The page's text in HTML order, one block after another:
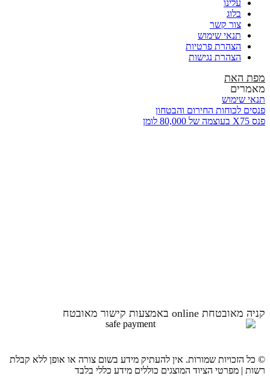
עלינו
בלוג
צור קשר
תנאי שימוש
הצהרת פרטיות
הצהרת נגישות
מפת האת
מאמרים
תנאי שימוש
פנסים לכוחות החירום והבטחון
פנס X75 בעוצמה של 80,000 לומן
קניה מאובטחת online באמצעות קישור מאובטח
© כל הזכויות שמורות. אין להעתיק מידע בשום צורה או אופן ללא קבלת
רשות | מפרטי הציוד המוצגים כוללים מידע כללי בלבד